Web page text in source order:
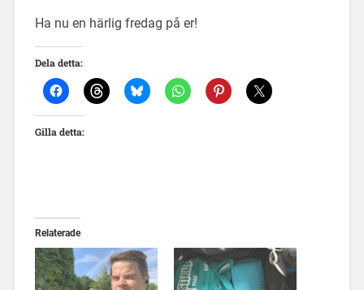
Ha nu en härlig fredag på er!
Dela detta:
Gilla detta:
Relaterade